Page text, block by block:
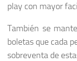
play con mayor
También se
boletas que cada
sobreventa de